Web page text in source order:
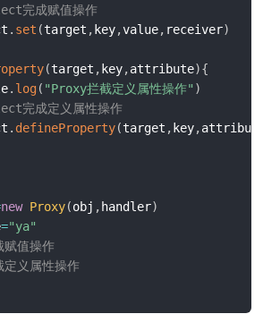
完成赋值操作
. set (target , key,value, receiver)
(target , key,attribute){
. log( "Proxy拦截定义属性操作" )
完成定义属性操作
. defineProperty(target , key,attribute
new Proxy(obj , handler)
="ya"
值操作
义属性操作